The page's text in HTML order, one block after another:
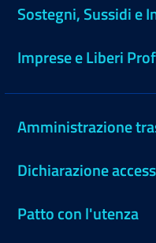
Sostegni, Sussidi e
Imprese e Liberi
Amministrazione
Dichiarazione
Patto con l'utenza